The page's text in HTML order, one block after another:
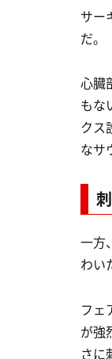
サー
だ。
心臓
もな
クス
なサ
一方
わい
フェ
が強
さに